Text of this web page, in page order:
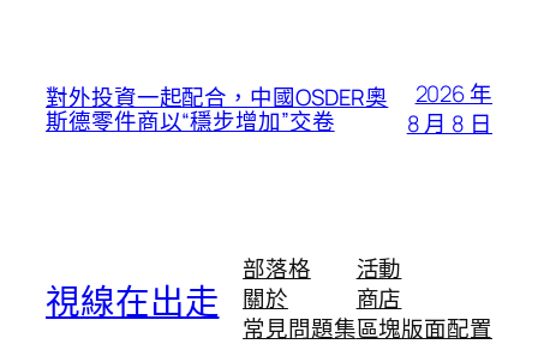
對外投資一起配合，中國OSDER奧
斯德零件商以“穩步增加”交卷
2026 年
8 月 8 日
視線在出走
部落格
關於
常見問題集
活動
商店
區塊版面配置